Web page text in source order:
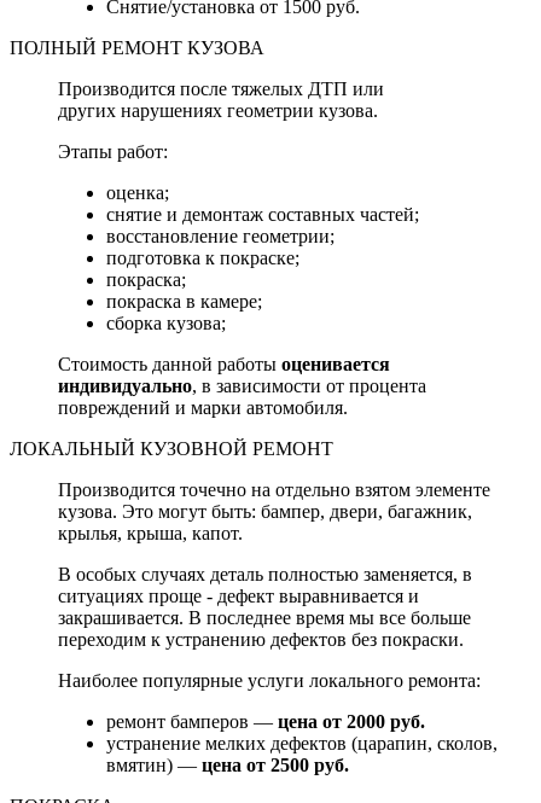
Снятие/установка от 1500 руб.
ПОЛНЫЙ РЕМОНТ КУЗОВА
Производится после тяжелых ДТП или
других нарушениях геометрии кузова.
Этапы работ:
оценка;
снятие и демонтаж составных частей;
восстановление геометрии;
подготовка к покраске;
покраска;
покраска в камере;
сборка кузова;
Стоимость данной работы оценивается
индивидуально, в зависимости от процента
повреждений и марки автомобиля.
ЛОКАЛЬНЫЙ КУЗОВНОЙ РЕМОНТ
Производится точечно на отдельно взятом элементе
кузова. Это могут быть: бампер, двери, багажник,
крылья, крыша, капот.
В особых случаях деталь полностью заменяется, в
ситуациях проще - дефект выравнивается и
закрашивается. В последнее время мы все больше
переходим к устранению дефектов без покраски.
Наиболее популярные услуги локального ремонта:
ремонт бамперов — цена от 2000 руб.
устранение мелких дефектов (царапин, сколов,
вмятин) — цена от 2500 руб.